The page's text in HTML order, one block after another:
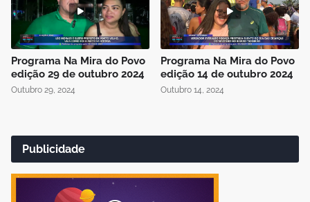
Programa Na Mira do Povo
edição 29 de outubro 2024
Outubro 29, 2024
Programa Na Mira do Povo
edição 14 de outubro 2024
Outubro 14, 2024
Publicidade